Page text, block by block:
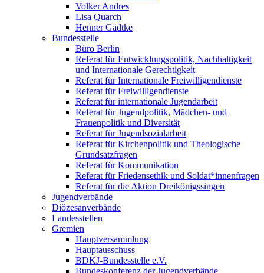
Volker Andres
Lisa Quarch
Henner Gädtke
Bundesstelle
Büro Berlin
Referat für Entwicklungspolitik, Nachhaltigkeit
und Internationale Gerechtigkeit
Referat für Internationale Freiwilligendienste
Referat für Freiwilligendienste
Referat für internationale Jugendarbeit
Referat für Jugendpolitik, Mädchen- und
Frauenpolitik und Diversität
Referat für Jugendsozialarbeit
Referat für Kirchenpolitik und Theologische
Grundsatzfragen
Referat für Kommunikation
Referat für Friedensethik und Soldat*innenfragen
Referat für die Aktion Dreikönigssingen
Jugendverbände
Diözesanverbände
Landesstellen
Gremien
Hauptversammlung
Hauptausschuss
BDKJ-Bundesstelle e.V.
Bundeskonferenz der Jugendverbände